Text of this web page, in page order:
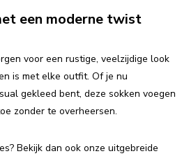
een moderne twist
voor een rustige, veelzijdige look
is met elke outfit. Of je nu
gekleed bent, deze sokken voegen
zonder te overheersen.
Bekijk dan ook onze uitgebreide